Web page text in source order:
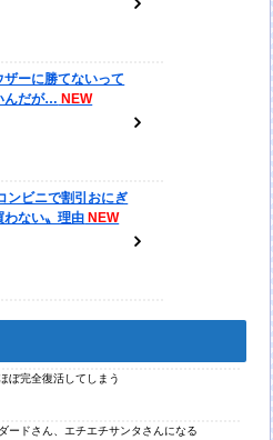
ザーに勝てないって
んだが…
ンビニで割引おにぎ
わない〟理由
ぼ完全復活してしまう
ードさん、エチエチサンタさんになる